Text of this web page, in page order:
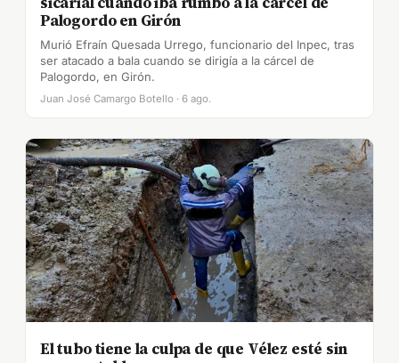
Palogordo en Girón
Murió Efraín Quesada Urrego, funcionario del Inpec, tras
ser atacado a bala cuando se dirigía a la cárcel de
Palogordo, en Girón.
Juan José Camargo Botello · 6 ago.
El tubo tiene la culpa de que Vélez esté sin